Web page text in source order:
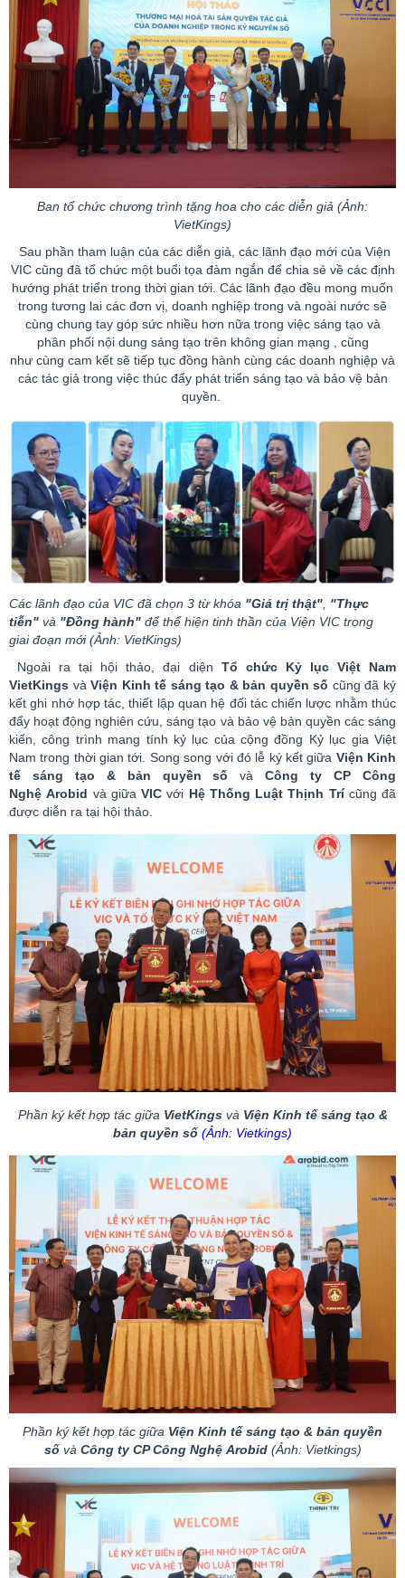
Ban tổ chức chương trình tặng hoa cho các diễn giả (Ảnh:
VietKings)
Sau phần tham luận của các diễn giả, các lãnh đạo mới của Viện
VIC cũng đã tổ chức một buổi tọa đàm ngắn để chia sẻ về các định
hướng phát triển trong thời gian tới. Các lãnh đạo đều mong muốn
trong tương lai các đơn vị, doanh nghiệp trong và ngoài nước sẽ
cùng chung tay góp sức nhiều hơn nữa trong việc sáng tạo và
phân phối nội dung sáng tạo trên không gian mạng
, cũng
như cùng cam kết sẽ tiếp tục đồng hành cùng các doanh nghiệp và
các tác giả trong việc thúc đẩy phát triển sáng tạo và bảo vệ bản
quyền.
Các lãnh đạo của VIC đã chọn 3 từ khóa "Giá trị thật" "Thực
tiễn" và "Đồng hành" để thể hiện tinh thần của Viện VIC trong
giai đoạn mới (Ảnh: VietKings)
Ngoài ra tại hội thảo, đại diện Tổ chức Kỷ lục Việt Nam
VietKings vàViện Kinh tế sáng tạo & bản quyền số cũng đã ký
kết ghi nhớ hợp tác, thiết lập quan hệ đối tác chiến lược nhằm thúc
đẩy hoạt động nghiên cứu, sáng tạo và bảo vệ bản quyền các sáng
kiến, công trình mang tính kỷ lục của cộng đồng Kỷ lục gia Việt
Nam trong thời gian tới. Song song với đó lễ ký kết giữa Viện Kinh
tế sáng tạo & bản quyền sốvàCông ty CP Công
NghệArobid và giữa VICvới Hệ Thống Luật Thịnh Trí cũng đã
được diễn ra tại hội thảo.
Phần ký kết hợp tác giữa VietKingsvà Viện Kinh tế sáng tạo &
bản quyền số (Ảnh: Vietkings)
Phần ký kết hợp tác giữa Viện Kinh tế sáng tạo & bản quyền
sốvà Công ty CP Công Nghệ Arobid (Ảnh: Vietkings)